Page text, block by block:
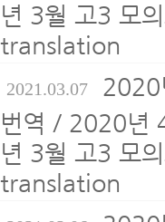
년 3월 고3 모
translation
2021.03.07 2020
번역 / 2020년
년 3월 고3 모
translation